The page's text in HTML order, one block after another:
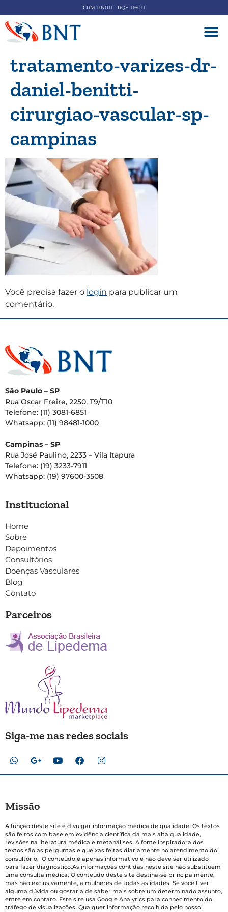
CRM 116.011 - RQE 116011
tratamento-varizes-dr-
daniel-benitti-
cirurgiao-vascular-sp-
campinas
Você precisa fazer o login para publicar um
comentário.
São Paulo – SP
Rua Oscar Freire, 2250, T9/T10
Telefone: (11) 3081-6851
Whatsapp: (11) 98481-1000
Campinas – SP
Rua José Paulino, 2233 – Vila Itapura
Telefone: (19) 3233-7911
Whatsapp: (19) 97600-3508
Institucional
Home
Sobre
Depoimentos
Consultórios
Doenças Vasculares
Blog
Contato
Parceiros
Siga-me nas redes sociais
Missão
A função deste site é divulgar informação médica de qualidade. Os textos
são feitos com base em evidência científica da mais alta qualidade,
revisões na literatura médica e metanálises. A fonte inspiradora dos
textos são as perguntas e queixas feitas diariamente no atendimento do
consultório. O conteúdo é apenas informativo e não deve ser utilizado
para fazer diagnóstico.As informações contidas neste site não substituem
uma consulta médica. O conteúdo deste site destina-se principalmente,
mas não exclusivamente, a mulheres de todas as idades. Se você tiver
alguma dúvida ou gostaria de saber mais sobre um determinado assunto,
entre em contato. Este site usa Google Analytics para conhecimento do
tráfego de visualizações. Qualquer informação recolhida pelo nosso